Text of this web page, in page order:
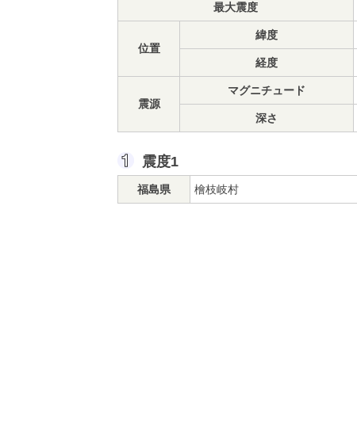
最大震度
位置
緯度
経度
震源
マグニチュード
深さ
震度1
福島県 檜枝岐村